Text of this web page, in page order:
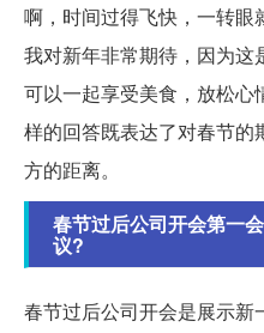
啊，时间过得飞快，一转眼
我对新年非常期待，因为这
可以一起享受美食，放松心
样的回答既表达了对春节
方的距离。
春节过后公司开会第一
议?
春节过后公司开会是展示